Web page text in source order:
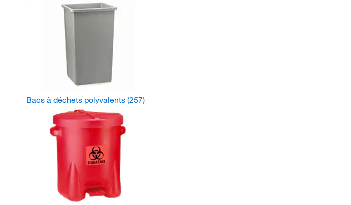
Bacs à déchets polyvalents (257)